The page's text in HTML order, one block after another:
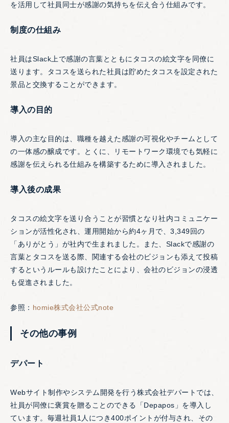
を活用して社員同士が感謝の気持ちを伝え合う仕組みです。
制度の仕組み
社員はSlack上で感謝の言葉とともにタコスの絵文字を同僚に
送ります。タコスを送られた社員は貯めたタコスを設定された
景品と交換することができます。
導入の目的
導入の主な目的は、職種を越えた感謝の可視化やチームとして
の一体感の醸成です。とくに、リモートワーク環境でも気軽に
感謝を伝えられる仕組みを構築するために導入されました。
導入後の成果
タコスの絵文字を送り合うことが習慣となり社内コミュニケー
ションが活性化され、運用開始から約4ヶ月で、3,349回の
「ありがとう」が社内で生まれました。また、Slackで感謝の
言葉とタコスを送る際、関連する会社のビジョンも添えて投稿
するというルールも設けたことにより、会社のビジョンの浸透
も促進されました。
参照： homie株式会社公式note
その他の事例
デパート
Webサイト制作やシステム開発を行う株式会社デパートでは、
社員が同僚に褒賞を贈ることのできる「Depapos」を導入し
ています。毎週社員1人につき400ポイントが付与され、その